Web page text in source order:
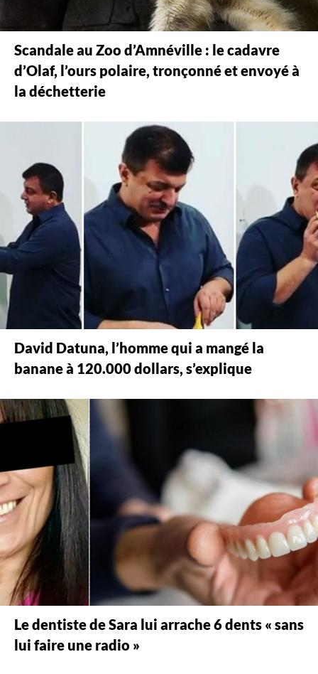
Scandale au Zoo d’Amnéville : le cadavre
d’Olaf, l’ours polaire, tronçonné et envoyé à
la déchetterie
David Datuna, l’homme qui a mangé la
banane à 120.000 dollars, s’explique
Le dentiste de Sara lui arrache 6 dents « sans
lui faire une radio »